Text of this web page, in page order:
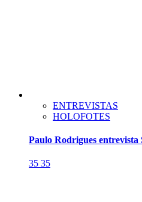
ENTREVISTAS
HOLOFOTES
Paulo Rodrigues
35 35